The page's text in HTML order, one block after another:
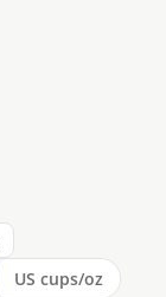
US cups/oz